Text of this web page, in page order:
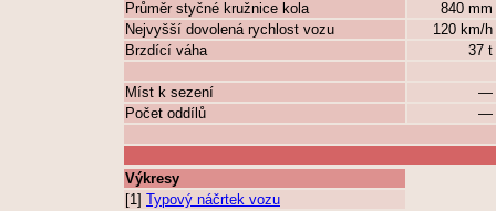
Průměr styčné kružnice kola
840 mm
Nejvyšší dovolená rychlost vozu
120 km/h
Brzdící váha
37 t
Míst k sezení
—
Počet oddílů
—
Výkresy
[1] Typový náčrtek vozu